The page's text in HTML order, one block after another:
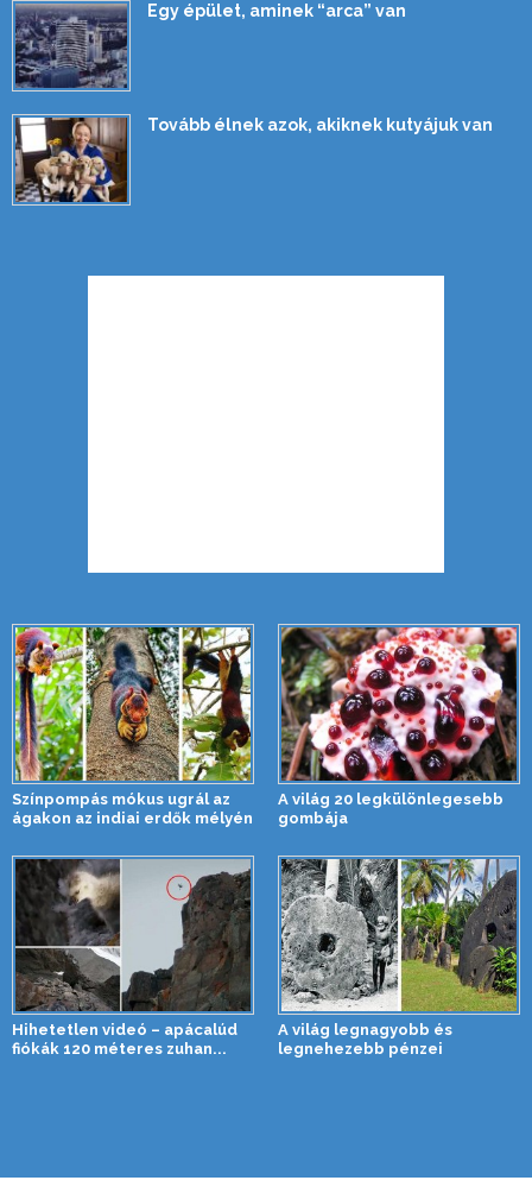
Egy épület, aminek “arca” van
Tovább élnek azok, akiknek kutyájuk van
Színpompás mókus ugrál az
ágakon az indiai erdők mélyén
A világ 20 legkülönlegesebb
gombája
Hihetetlen videó – apácalúd
fiókák 120 méteres zuhan...
A világ legnagyobb és
legnehezebb pénzei